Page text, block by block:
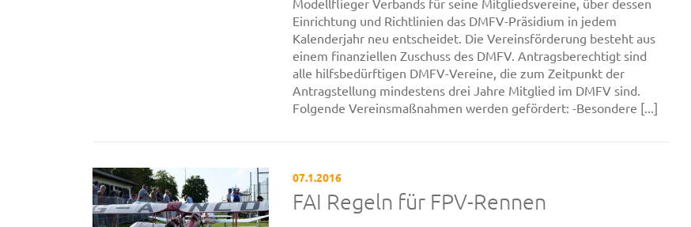
Einrichtung und Richtlinien das DMFV-Präsidium in jedem
Kalenderjahr neu entscheidet. Die Vereinsförderung besteht aus
einem finanziellen Zuschuss des DMFV. Antragsberechtigt sind
alle hilfsbedürftigen DMFV-Vereine, die zum Zeitpunkt der
Antragstellung mindestens drei Jahre Mitglied im DMFV sind.
Folgende Vereinsmaßnahmen werden gefördert: -Besondere [...]
07.1.2016
FAI Regeln für FPV-Rennen